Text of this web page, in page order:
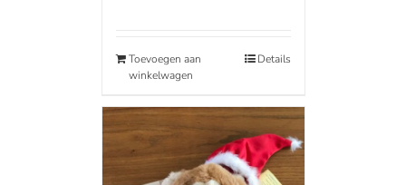
Toevoegen aan
winkelwagen
Details